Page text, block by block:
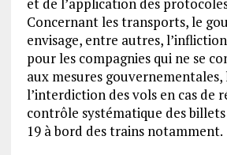
Concernant les transports, le
envisage, entre autres,
pour les compagnies qui ne se
aux mesures gouvernementales,
l’interdiction des vols en cas de
contrôle systématique des
19 à bord des trains notamment.